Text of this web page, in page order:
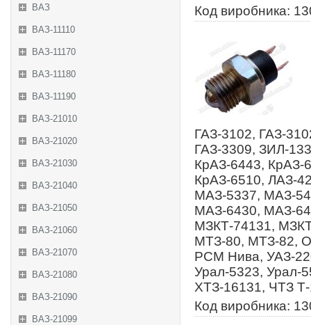
ВАЗ
ВАЗ-11110
ВАЗ-11170
ВАЗ-11180
ВАЗ-11190
ВАЗ-21010
ВАЗ-21020
ВАЗ-21030
ВАЗ-21040
ВАЗ-21050
ВАЗ-21060
ВАЗ-21070
ВАЗ-21080
ВАЗ-21090
ВАЗ-21099
Код виробника:
ГАЗ-3102, ГАЗ-
ГАЗ-3309, ЗИЛ-
КрАЗ-6443, КрАЗ-
КрАЗ-6510, ЛАЗ-
МАЗ-5337, МАЗ-
МАЗ-6430, МАЗ-
МЗКТ-74131,
МТЗ-80, МТЗ-82,
РСМ Нива, УАЗ-
Урал-5323, Урал-
ХТЗ-16131, ЧТЗ
Код виробника: